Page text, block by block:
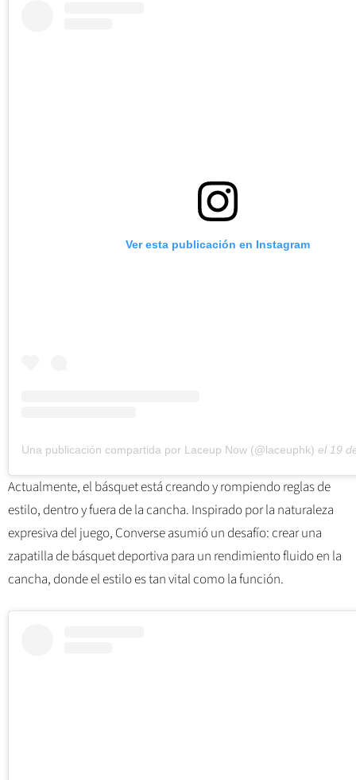
Ver esta publicación en Instagram
Una publicación compartida por Laceup Now (@laceuphk) el 19 de Abr
Actualmente, el básquet está creando y rompiendo reglas de
estilo, dentro y fuera de la cancha. Inspirado por la naturaleza
expresiva del juego, Converse asumió un desafío: crear una
zapatilla de básquet deportiva para un rendimiento fluido en la
cancha, donde el estilo es tan vital como la función.